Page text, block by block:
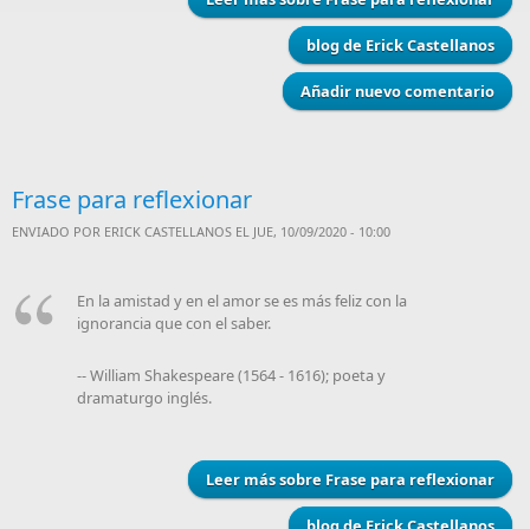
blog de Erick Castellanos
Añadir nuevo comentario
Frase para reflexionar
ENVIADO POR ERICK CASTELLANOS EL JUE, 10/09/2020 - 10:00
En la amistad y en el amor se es más feliz con la
ignorancia que con el saber.
-- William Shakespeare (1564 - 1616); poeta y
dramaturgo inglés.
Leer mássobre Frase para reflexionar